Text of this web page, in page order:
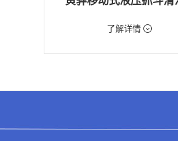
价格：5698元/台
机
了解详情